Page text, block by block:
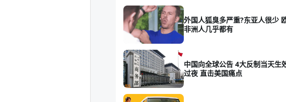
外国人狐臭多严重?东亚人很少
非洲人几乎都有
中国向全球公告 4大反制当天生
过夜 直击美国痛点